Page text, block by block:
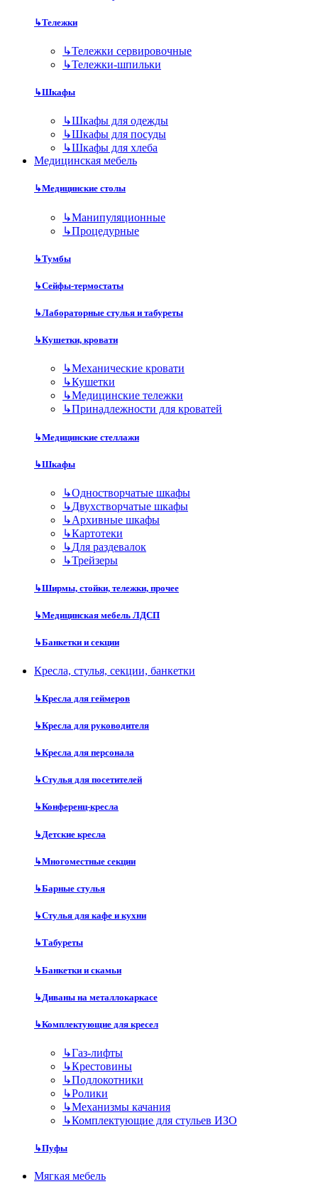
↳Тележки
↳Тележки сервировочные
↳Тележки-шпильки
↳Шкафы
↳Шкафы для одежды
↳Шкафы для посуды
↳Шкафы для хлеба
Медицинская мебель
↳Медицинские столы
↳Манипуляционные
↳Процедурные
↳Тумбы
↳Сейфы-термостаты
↳Лабораторные стулья и табуреты
↳Кушетки, кровати
↳Механические кровати
↳Кушетки
↳Медицинские тележки
↳Принадлежности для кроватей
↳Медицинские стеллажи
↳Шкафы
↳Одностворчатые шкафы
↳Двухстворчатые шкафы
↳Архивные шкафы
↳Картотеки
↳Для раздевалок
↳Трейзеры
↳Ширмы, стойки, тележки, прочее
↳Медицинская мебель ЛДСП
↳Банкетки и секции
Кресла, стулья, секции, банкетки
↳Кресла для геймеров
↳Кресла для руководителя
↳Кресла для персонала
↳Стулья для посетителей
↳Конференц-кресла
↳Детские кресла
↳Многоместные секции
↳Барные стулья
↳Стулья для кафе и кухни
↳Табуреты
↳Банкетки и скамьи
↳Диваны на металлокаркасе
↳Комплектующие для кресел
↳Газ-лифты
↳Крестовины
↳Подлокотники
↳Ролики
↳Механизмы качания
↳Комплектующие для стульев ИЗО
↳Пуфы
Мягкая мебель